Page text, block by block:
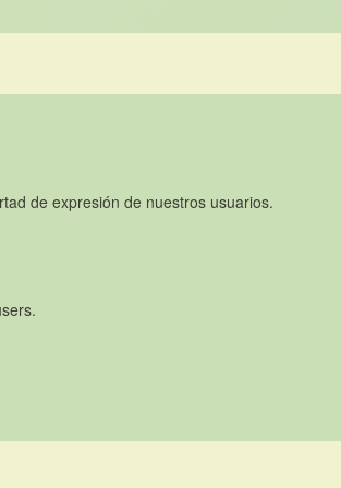
de expresión de nuestros usuarios.